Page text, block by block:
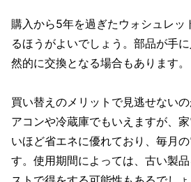
購入から5年を過ぎたウォシュレッ
るほうがよいでしょう。部品が手
然的に交換となる場合もあります。
買い替えのメリットで見逃せない
アコンや冷蔵庫でもいえますが、
いほど省エネに優れており、毎月
す。使用期間によっては、古い製